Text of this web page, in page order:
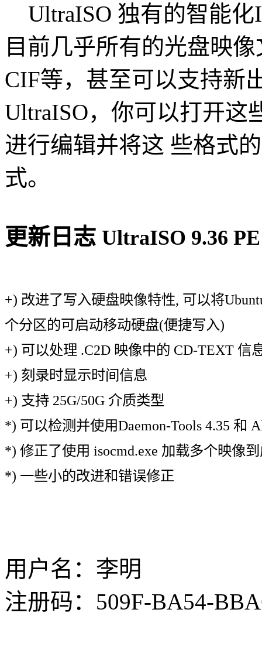
UltraISO 独有的智能化
目前几乎所有的光盘映
CIF等，甚至可以支持新
UltraISO，你可以打开这
进行编辑并将这 些格式
式。
更新日志 UltraISO 9.36
+) 改进了写入硬盘映像特性, 可以将
个分区的可启动移动硬盘(便捷写入)
+) 可以处理 .C2D 映像中的 CD-TEXT 信
+) 刻录时显示时间信息
+) 支持 25G/50G 介质类型
*) 可以检测并使用Daemon-Tools 4.35 和
*) 修正了使用 isocmd.exe 加载多个映像
*) 一些小的改进和错误修正
用户名：李明
注册码：509F-BA54-